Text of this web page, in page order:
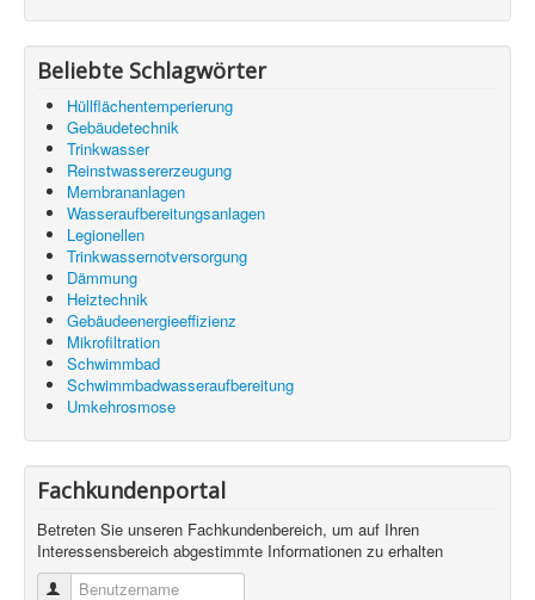
Beliebte Schlagwörter
Hüllflächentemperierung
Gebäudetechnik
Trinkwasser
Reinstwassererzeugung
Membrananlagen
Wasseraufbereitungsanlagen
Legionellen
Trinkwassernotversorgung
Dämmung
Heiztechnik
Gebäudeenergieeffizienz
Mikrofiltration
Schwimmbad
Schwimmbadwasseraufbereitung
Umkehrosmose
Fachkundenportal
Betreten Sie unseren Fachkundenbereich, um auf Ihren
Interessensbereich abgestimmte Informationen zu erhalten
Benutzername